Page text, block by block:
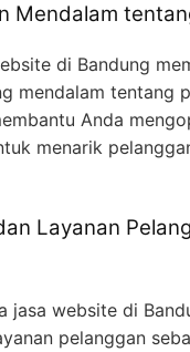
Mendalam
di Bandung
mendalam tentang
Anda
menarik
Layanan
jasa website di
pelanggan